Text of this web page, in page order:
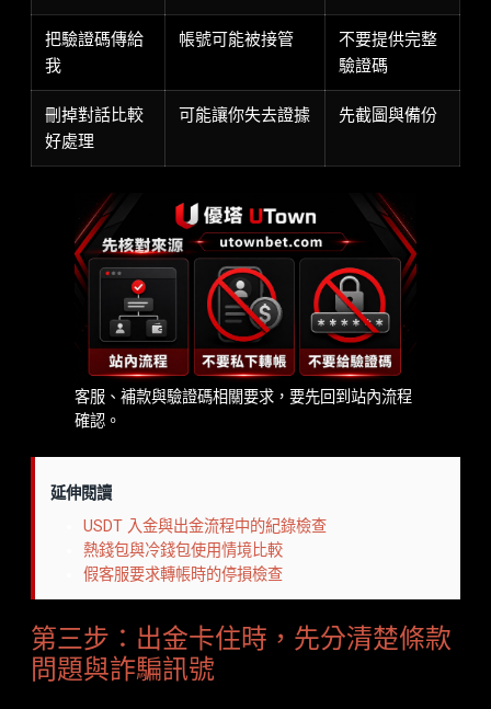
把驗證碼傳給
我
帳號可能被接管
不要提供完整
驗證碼
刪掉對話比較
好處理
可能讓你失去證據 先截圖與備份
客服、補款與驗證碼相關要求，要先回到站內流程
確認。
延伸閱讀
USDT 入金與出金流程中的紀錄檢查
熱錢包與冷錢包使用情境比較
假客服要求轉帳時的停損檢查
第三步：出金卡住時，先分清楚條款
問題與詐騙訊號